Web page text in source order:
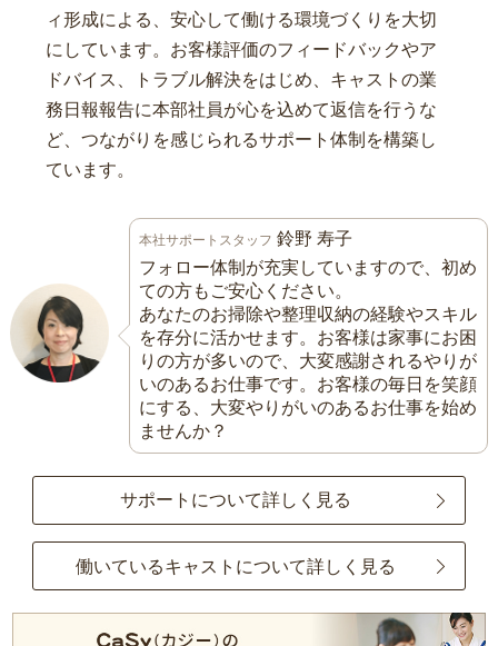
ィ形成による、安心して働ける環境づくりを大切
にしています。お客様評価のフィードバックやア
ドバイス、トラブル解決をはじめ、キャストの業
務日報報告に本部社員が心を込めて返信を行うな
ど、つながりを感じられるサポート体制を構築し
ています。
本社サポートスタッフ 鈴野 寿子
フォロー体制が充実していますので、初め
ての方もご安心ください。
あなたのお掃除や整理収納の経験やスキル
を存分に活かせます。お客様は家事にお困
りの方が多いので、大変感謝されるやりが
いのあるお仕事です。お客様の毎日を笑顔
にする、大変やりがいのあるお仕事を始め
ませんか？
サポートについて詳しく見る
働いているキャストについて詳しく見る